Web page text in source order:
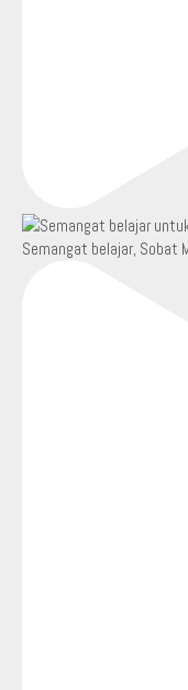
Semangat belajar, Sobat